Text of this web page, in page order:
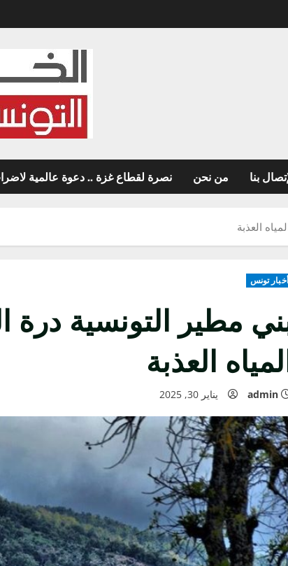
بنا من نحن نصرة لقطاع غزة .. دعوة عالمية
العذبة
أخبار تونس
مطير التونسية درة
العذبة
admin يناير 30, 2025